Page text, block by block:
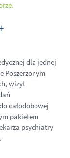
dla jednej
Poszerzonym
wizyt
całodobowej
pakietem
psychiatry